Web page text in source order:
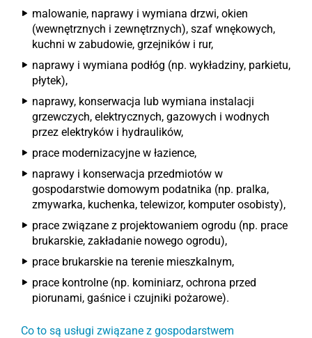
malowanie, naprawy i wymiana drzwi, okien
(wewnętrznych i zewnętrznych), szaf wnękowych,
kuchni w zabudowie, grzejników i rur,
naprawy i wymiana podłóg (np. wykładziny, parkietu,
płytek),
naprawy, konserwacja lub wymiana instalacji
grzewczych, elektrycznych, gazowych i wodnych
przez elektryków i hydraulików,
prace modernizacyjne w łazience,
naprawy i konserwacja przedmiotów w
gospodarstwie domowym podatnika (np. pralka,
zmywarka, kuchenka, telewizor, komputer osobisty),
prace związane z projektowaniem ogrodu (np. prace
brukarskie, zakładanie nowego ogrodu),
prace brukarskie na terenie mieszkalnym,
prace kontrolne (np. kominiarz, ochrona przed
piorunami, gaśnice i czujniki pożarowe).
Co to są usługi związane z gospodarstwem